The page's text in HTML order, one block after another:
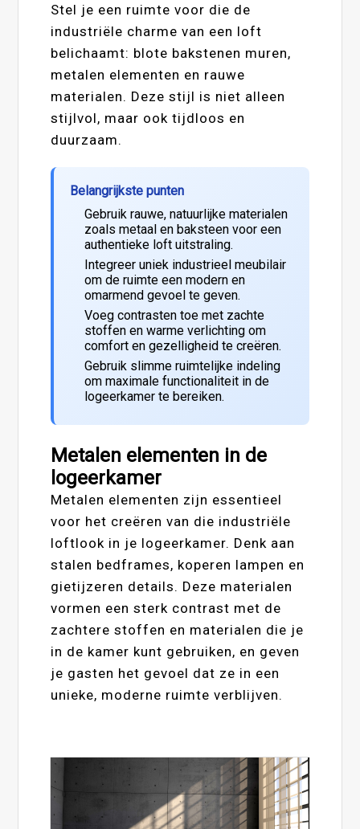
Stel je een ruimte voor die de
industriële charme van een loft
belichaamt: blote bakstenen muren,
metalen elementen en rauwe
materialen. Deze stijl is niet alleen
stijlvol, maar ook tijdloos en
duurzaam.
Belangrijkste punten
Gebruik rauwe, natuurlijke materialen
zoals metaal en baksteen voor een
authentieke loft uitstraling.
Integreer uniek industrieel meubilair
om de ruimte een modern en
omarmend gevoel te geven.
Voeg contrasten toe met zachte
stoffen en warme verlichting om
comfort en gezelligheid te creëren.
Gebruik slimme ruimtelijke indeling
om maximale functionaliteit in de
logeerkamer te bereiken.
Metalen elementen in de
logeerkamer
Metalen elementen zijn essentieel
voor het creëren van die industriële
loftlook in je logeerkamer. Denk aan
stalen bedframes, koperen lampen en
gietijzeren details. Deze materialen
vormen een sterk contrast met de
zachtere stoffen en materialen die je
in de kamer kunt gebruiken, en geven
je gasten het gevoel dat ze in een
unieke, moderne ruimte verblijven.